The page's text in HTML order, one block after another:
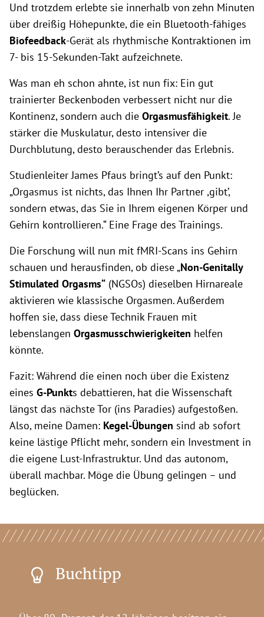
Und trotzdem erlebte sie innerhalb von zehn Minuten
über dreißig Höhepunkte, die ein Bluetooth-fähiges
Biofeedback-Gerät als rhythmische Kontraktionen im
7- bis 15-Sekunden-Takt aufzeichnete.
Was man eh schon ahnte, ist nun fix: Ein gut
trainierter Beckenboden verbessert nicht nur die
Kontinenz, sondern auch die Orgasmusfähigkeit. Je
stärker die Muskulatur, desto intensiver die
Durchblutung, desto berauschender das Erlebnis.
Studienleiter James Pfaus bringt’s auf den Punkt:
„Orgasmus ist nichts, das Ihnen Ihr Partner ,gibt’,
sondern etwas, das Sie in Ihrem eigenen Körper und
Gehirn kontrollieren.“ Eine Frage des Trainings.
Die Forschung will nun mit fMRI-Scans ins Gehirn
schauen und herausfinden, ob diese „Non-Genitally
Stimulated Orgasms“ (NGSOs) dieselben Hirnareale
aktivieren wie klassische Orgasmen. Außerdem
hoffen sie, dass diese Technik Frauen mit
lebenslangen Orgasmusschwierigkeiten helfen
könnte.
Fazit: Während die einen noch über die Existenz
eines G-Punkts debattieren, hat die Wissenschaft
längst das nächste Tor (ins Paradies) aufgestoßen.
Also, meine Damen: Kegel-Übungen sind ab sofort
keine lästige Pflicht mehr, sondern ein Investment in
die eigene Lust-Infrastruktur. Und das autonom,
überall machbar. Möge die Übung gelingen – und
beglücken.
Buchtipp